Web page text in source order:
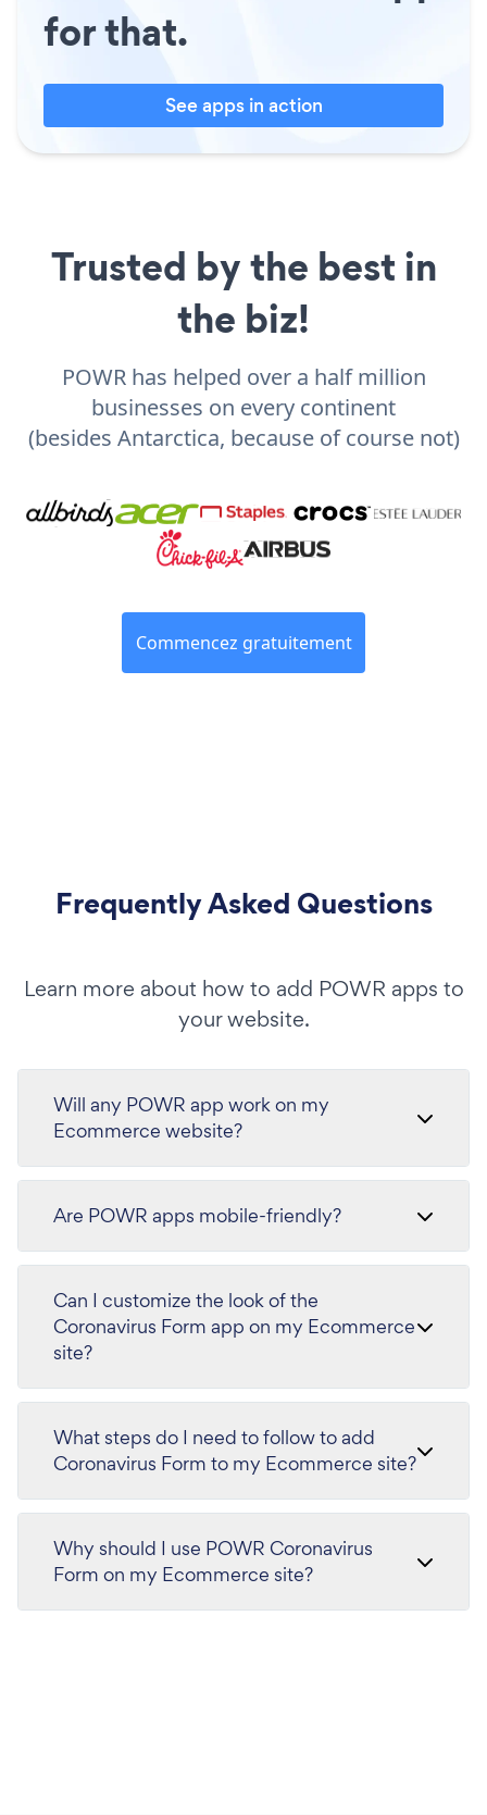
for that.
See apps in action
Trusted by the best in
the biz!
POWR has helped over a half million
businesses on every continent
(besides Antarctica, because of course not)
Commencez gratuitement
Frequently Asked Questions
Learn more about how to add POWR apps to
your website.
Will any POWR app work on my
Ecommerce website?
Are POWR apps mobile-friendly?
Can I customize the look of the
Coronavirus Form app on my Ecommerce
site?
What steps do I need to follow to add
Coronavirus Form to my Ecommerce site?
Why should I use POWR Coronavirus
Form on my Ecommerce site?